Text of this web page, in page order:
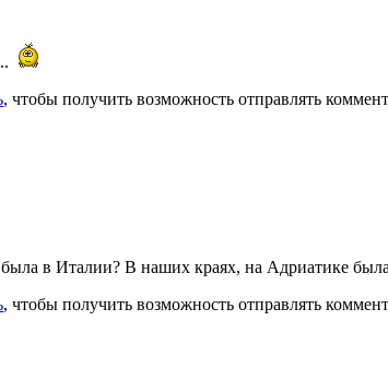
, чтобы получить возможность отправлять
в Италии? В наших краях, на Адриатике
, чтобы получить возможность отправлять